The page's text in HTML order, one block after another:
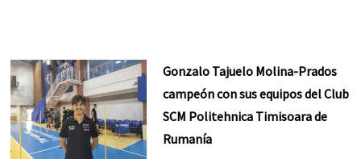
Gonzalo Tajuelo Molina-Prados
campeón con sus equipos del Club
SCM Politehnica Timisoara de
Rumanía